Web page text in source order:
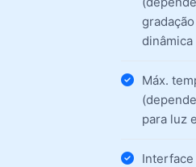
dinâmica
Máx.
para luz
Interface